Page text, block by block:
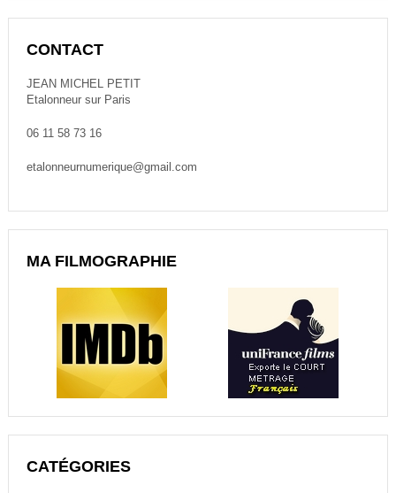
CONTACT
JEAN MICHEL PETIT
Etalonneur sur Paris
06 11 58 73 16
etalonneurnumerique@gmail.com
MA FILMOGRAPHIE
CATÉGORIES